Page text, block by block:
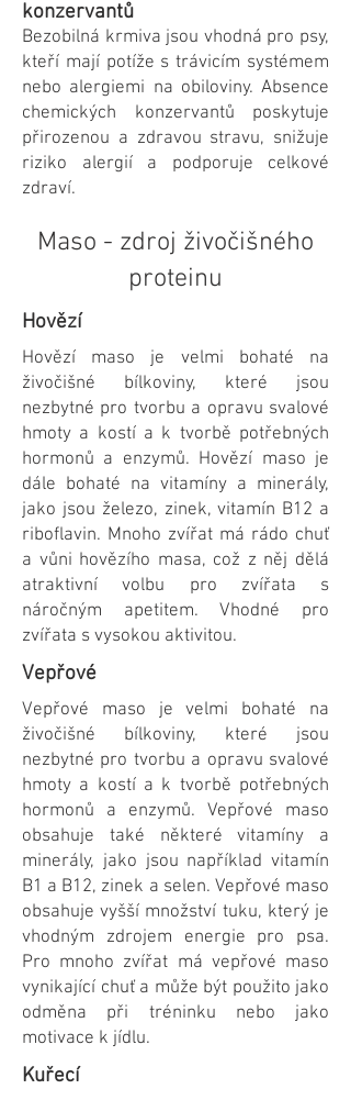
konzervantů
Bezobilná krmiva jsou vhodná pro psy,
kteří mají potíže s trávicím systémem
nebo alergiemi na obiloviny. Absence
chemických konzervantů poskytuje
přirozenou a zdravou stravu, snižuje
riziko alergií a podporuje celkové
zdraví.
Maso - zdroj živočišného
proteinu
Hovězí
Hovězí maso je velmi bohaté na
živočišné bílkoviny, které jsou
nezbytné pro tvorbu a opravu svalové
hmoty a kostí a k tvorbě potřebných
hormonů a enzymů. Hovězí maso je
dále bohaté na vitamíny a minerály,
jako jsou železo, zinek, vitamín B12 a
riboflavin. Mnoho zvířat má rádo chuť
a vůni hovězího masa, což z něj dělá
atraktivní volbu pro zvířata s
náročným apetitem. Vhodné pro
zvířata s vysokou aktivitou.
Vepřové
Vepřové maso je velmi bohaté na
živočišné bílkoviny, které jsou
nezbytné pro tvorbu a opravu svalové
hmoty a kostí a k tvorbě potřebných
hormonů a enzymů. Vepřové maso
obsahuje také některé vitamíny a
minerály, jako jsou například vitamín
B1 a B12, zinek a selen. Vepřové maso
obsahuje vyšší množství tuku, který je
vhodným zdrojem energie pro psa.
Pro mnoho zvířat má vepřové maso
vynikající chuť a může být použito jako
odměna při tréninku nebo jako
motivace k jídlu.
Kuřecí